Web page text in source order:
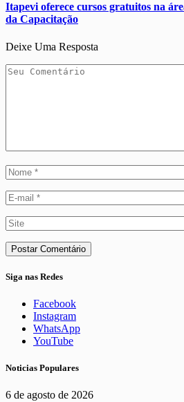
Itapevi oferece cursos gratuitos na
da Capacitação
Deixe Uma Resposta
Siga nas Redes
Facebook
Instagram
WhatsApp
YouTube
Noticias Populares
6 de agosto de 2026